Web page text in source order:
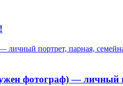
фотограф) — личный